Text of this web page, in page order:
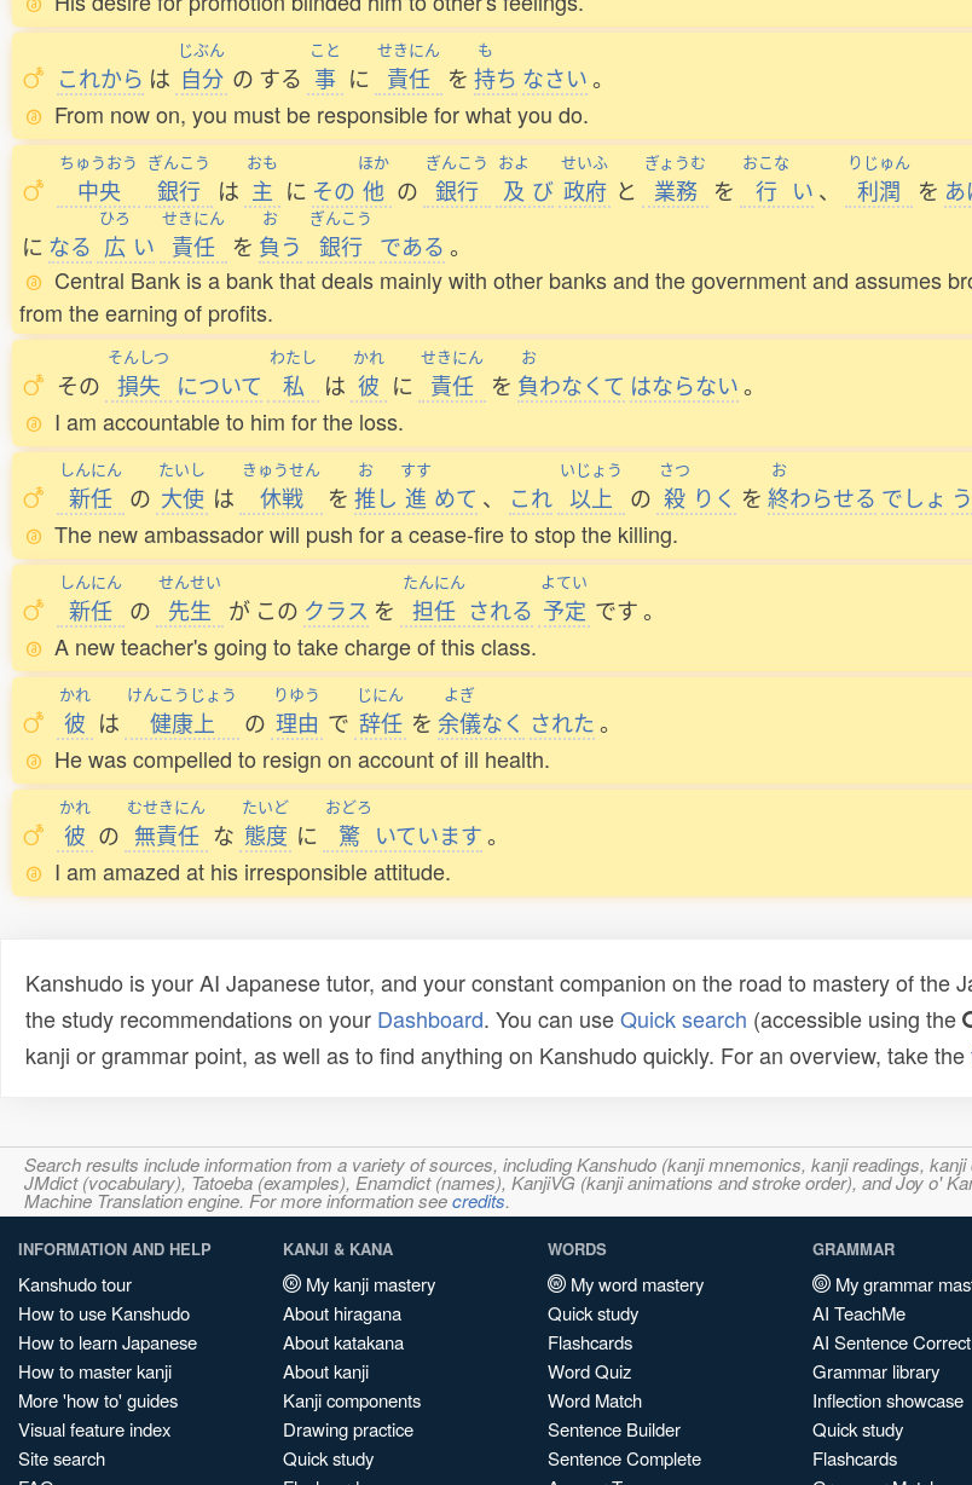
これから は
じぶん
自分 の する
こと
事 に
せきにん
責任 を
も
持ち なさい。
From now on, you must be responsible for what you do.
ちゅうおう
中央
ぎんこう
銀行 は
おも
主 に その
ほか
他 の
ぎんこう
銀行
およ
及 び
せいふ
政府 と
ぎょうむ
業務 を
おこな
行 い 、
りじゅん
利潤 を
に なる
ひろ
広 い
せきにん
責任 を
お
負 う
ぎんこう
銀行 である 。
Central Bank is a bank that deals mainly with other banks and the government and assumes
from the earning of profits.
その
そんしつ
損失 について
わたし
私 は
かれ
彼 に
せきにん
責任 を
お
負わなくて はならない。
I am accountable to him for the loss.
しんにん
新任 の
たいし
大使 は
きゅうせん
休戦 を
お
推し
すす
進 めて 、 これ
いじょう
以上 の
さつ
殺 りく を
お
終わらせる でしょ う
The new ambassador will push for a cease-fire to stop the killing.
しんにん
新任 の
せんせい
先生 が この クラス を
たんにん
担任 される
よてい
予定 です。
A new teacher's going to take charge of this class.
かれ
彼 は
けんこうじょう
健康上 の
りゆう
理由 で
じにん
辞任 を
よぎ
余儀なく された。
He was compelled to resign on account of ill health.
かれ
彼 の
むせきにん
無責任 な
たいど
態度 に
おどろ
驚 いています。
I am amazed at his irresponsible attitude.
Kanshudo is your AI Japanese tutor, and your constant companion on the road to mastery of the
the study recommendations on your Dashboard. You can useQuick search (accessible using the
kanji or grammar point, as well as to find anything on Kanshudo quickly. For an overview, take the
Search results include information from a variety of sources, including Kanshudo (kanji mnemonics, kanji readings,
JMdict (vocabulary), Tatoeba (examples), Enamdict (names), KanjiVG (kanji animations and stroke order), and Joy o'
Machine Translation engine. For more information seecredits.
INFORMATION AND HELP
Kanshudo tour
How to use Kanshudo
How to learn Japanese
How to master kanji
More 'how to' guides
Visual feature index
Site search
KANJI & KANA
My kanji mastery
About hiragana
About katakana
About kanji
Kanji components
Drawing practice
Quick study
WORDS
My word mastery
Quick study
Flashcards
Word Quiz
Word Match
Sentence Builder
Sentence Complete
GRAMMAR
My grammar
AI TeachMe
AI Sentence Correct
Grammar library
Inflection showcase
Quick study
Flashcards